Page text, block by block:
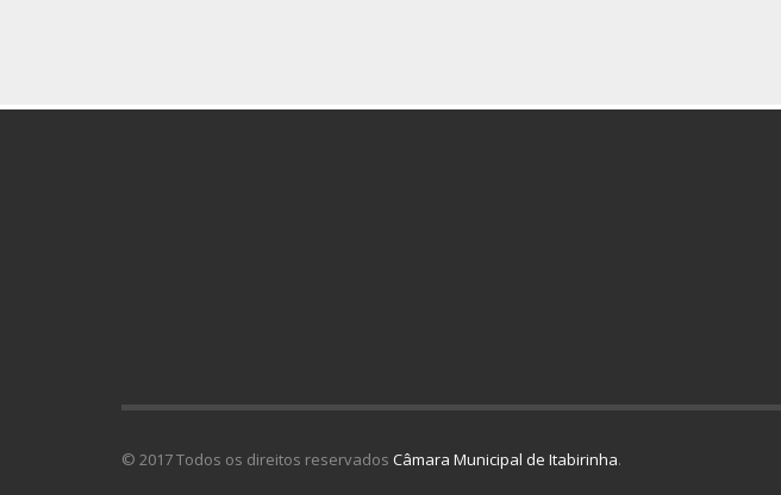
© 2017 Todos os direitos reservados Câmara Municipal de Itabirinha.